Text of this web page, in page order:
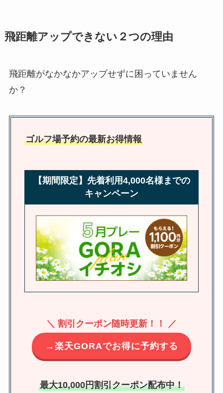
飛距離アップできない２つの理由
飛距離がなかなかアップせずに困っていません
か？
ゴルフ場予約の最新お得情報
【期間限定】先着利用4,000名様までの
キャンペーン
＼ 割引クーポン随時更新！！ ／
→楽天GORAでお得に予約する
最大10,000円割引クーポン配布中！